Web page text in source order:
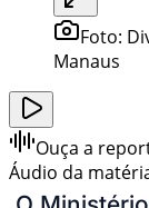
Foto:
Manaus
Ouça a
Áudio da